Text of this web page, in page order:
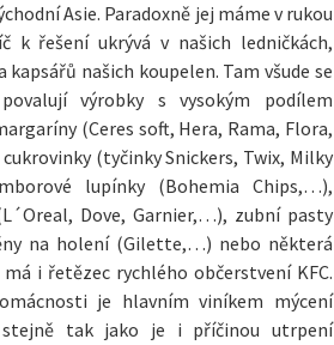
Asie. Paradoxně jej máme v rukou
řešení ukrývá v našich ledničkách,
našich koupelen. Tam všude se
výrobky s vysokým podílem
(Ceres soft, Hera, Rama, Flora,
(tyčinky Snickers, Twix, Milky
lupínky (Bohemia Chips,…),
Dove, Garnier,…), zubní pasty
na holení (Gilette,…) nebo některá
i řetězec rychlého občerstvení KFC.
je hlavním viníkem mýcení
stejně tak jako je i příčinou utrpení